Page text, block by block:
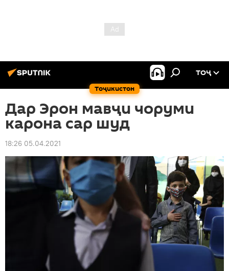
Тоҷикистон
ТОҶ
Дар Эрон мавҷи чоруми
карона сар шуд
18:26 05.04.2021